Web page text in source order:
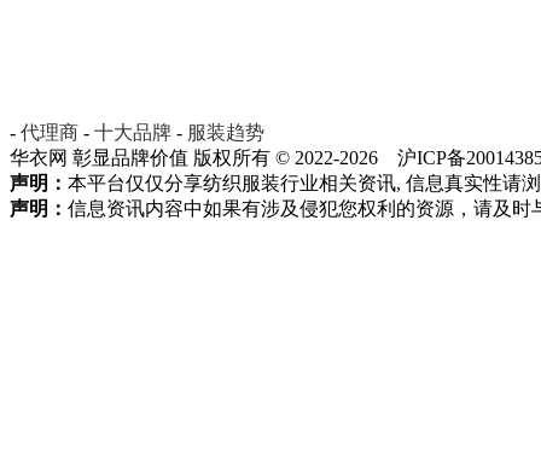
- 代理商 - 十大品牌 - 服装趋势
华衣网 彰显品牌价值 版权所有 © 2022-2026 沪ICP备
声明： 本平台仅仅分享纺织服装行业相关资讯, 信息真实性请
声明： 信息资讯内容中如果有涉及侵犯您权利的资源，请及时